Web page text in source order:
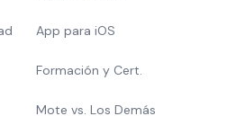
App para iOS
Formación y Cert.
Mote vs. Los Demás